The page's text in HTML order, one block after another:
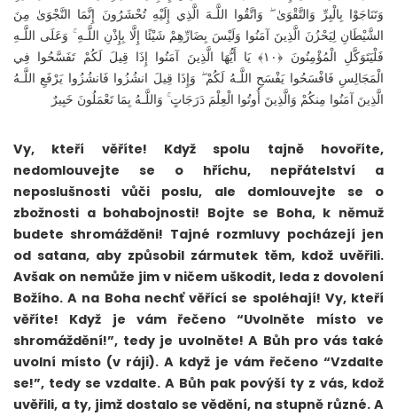
وَتَنَاجَوْا بِالْبِرِّ وَالتَّقْوَىٰ ۖ وَاتَّقُوا اللَّـهَ الَّذِي إِلَيْهِ تُحْشَرُونَ إِنَّمَا النَّجْوَىٰ مِنَ
الشَّيْطَانِ لِيَحْزُنَ الَّذِينَ آمَنُوا وَلَيْسَ بِضَارِّهِمْ شَيْئًا إِلَّا بِإِذْنِ اللَّـهِ ۚ وَعَلَى اللَّـهِ
فَلْيَتَوَكَّلِ الْمُؤْمِنُونَ ﴿١٠﴾ يَا أَيُّهَا الَّذِينَ آمَنُوا إِذَا قِيلَ لَكُمْ تَفَسَّحُوا فِي
الْمَجَالِسِ فَافْسَحُوا يَفْسَحِ اللَّـهُ لَكُمْ ۖ وَإِذَا قِيلَ انشُزُوا فَانشُزُوا يَرْفَعِ اللَّـهُ
الَّذِينَ آمَنُوا مِنكُمْ وَالَّذِينَ أُوتُوا الْعِلْمَ دَرَجَاتٍ ۚ وَاللَّـهُ بِمَا تَعْمَلُونَ خَبِيرٌ
Vy, kteří věříte! Když spolu tajně hovoříte,
nedomlouvejte se o hříchu, nepřátelství a
neposlušnosti vůči poslu, ale domlouvejte se o
zbožnosti a bohabojnosti! Bojte se Boha, k němuž
budete shromážděni! Tajné rozmluvy pocházejí jen
od satana, aby způsobil zármutek těm, kdož uvěřili.
Avšak on nemůže jim v ničem uškodit, leda z dovolení
Božího. A na Boha nechť věřící se spoléhají! Vy, kteří
věříte! Když je vám řečeno “Uvolněte místo ve
shromáždění!”, tedy je uvolněte! A Bůh pro vás také
uvolní místo (v ráji). A když je vám řečeno “Vzdalte
se!”, tedy se vzdalte. A Bůh pak povýší ty z vás, kdož
uvěřili, a ty, jimž dostalo se vědění, na stupně různé. A